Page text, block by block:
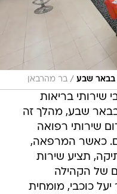
בבאר שבע / בר מהרבאן
בריאות
שבע, מהלך זה
שירותי רפואה
כאשר המרפאה,
תציע שירות
של הקהילה
כוכבי, מומחית